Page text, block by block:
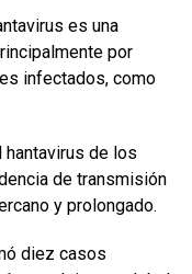
es una
por
infectados, como
hantavirus de los
de transmisión
y prolongado.
diez casos